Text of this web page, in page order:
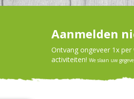
Aanmelden
Ontvang ongeveer 1x
activiteiten! We slaan uw